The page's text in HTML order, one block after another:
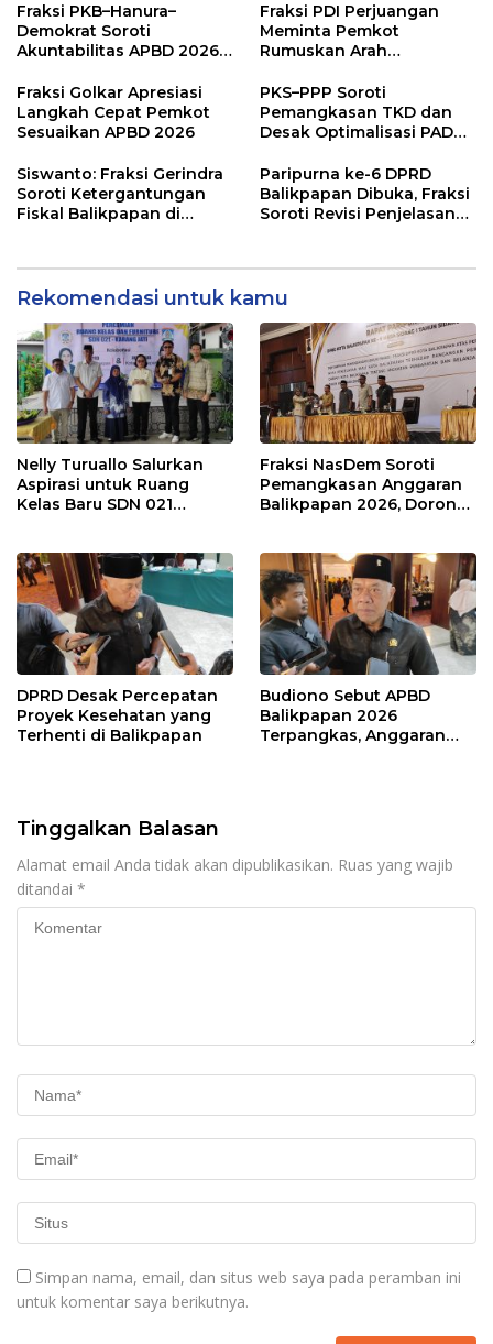
Fraksi PKB–Hanura–
Demokrat Soroti
Akuntabilitas APBD 2026
Pengawasan Belanja
Modal
Fraksi PDI Perjuangan
Meminta Pemkot
Rumuskan Arah
Terukur sebagai
Penyangga IKN
Fraksi Golkar Apresiasi
Langkah Cepat Pemkot
Sesuaikan APBD 2026
PKS–PPP Soroti
Pemangkasan TKD dan
Desak Optimalisasi PAD
Balikpapan 2026
Siswanto: Fraksi Gerindra
Soroti Ketergantungan
Fiskal Balikpapan di
Paripurna ke-6 DPRD
Balikpapan Dibuka, Fraksi
Soroti Revisi Penjelasan
Rekomendasi untuk kamu
Nelly Turuallo Salurkan
Aspirasi untuk Ruang
Kelas Baru SDN 021
Fraksi NasDem Soroti
Pemangkasan Anggaran
Balikpapan 2026, Dorong
DPRD Desak Percepatan
Proyek Kesehatan yang
Terhenti di Balikpapan
Budiono Sebut APBD
Balikpapan 2026
Terpangkas, Anggaran
Tinggalkan Balasan
Alamat email Anda tidak akan dipublikasikan. Ruas yang wajib
ditandai *
Simpan nama, email, dan situs web saya pada peramban ini
untuk komentar saya berikutnya.